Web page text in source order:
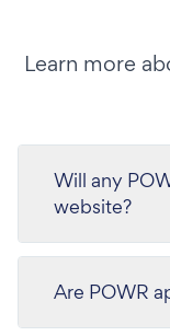
Learn more
Will any
website?
Are POWR